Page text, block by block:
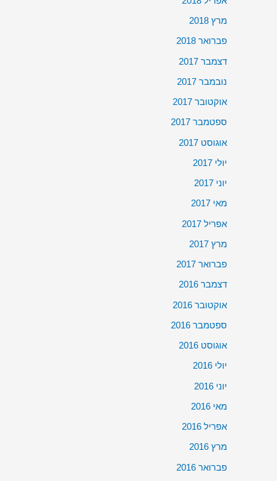
מרץ 2018
פברואר 2018
דצמבר 2017
נובמבר 2017
אוקטובר 2017
ספטמבר 2017
אוגוסט 2017
יולי 2017
יוני 2017
מאי 2017
אפריל 2017
מרץ 2017
פברואר 2017
דצמבר 2016
אוקטובר 2016
ספטמבר 2016
אוגוסט 2016
יולי 2016
יוני 2016
מאי 2016
אפריל 2016
מרץ 2016
פברואר 2016